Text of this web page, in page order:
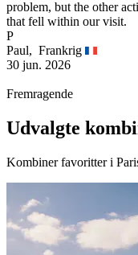
problem, but the other
that fell within our visit.
P
Paul, Frankrig
30 jun. 2026
Fremragende
Udvalgte
Kombiner favoritter i